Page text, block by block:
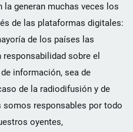
generan muchas veces los
de las plataformas digitales:
de los países las
sobre el
información, sea de
de la radiodifusión y de
responsables por todo
oyentes,